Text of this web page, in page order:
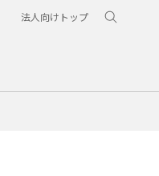
法人向けトップ